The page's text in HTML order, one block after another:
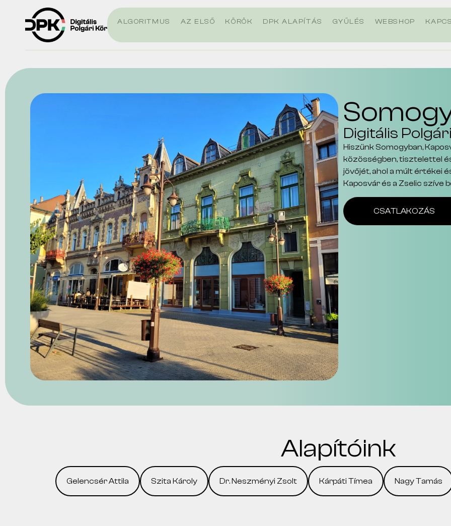
ALGORITMUS AZ ELSŐ KÖRÖK DPK ALAPÍTÁS GYŰLÉS WEBSHOP
Digitális
Hiszünk Somogyban,
közösségben, tisztelettel
jövőjét, ahol a múlt értékei
Kaposvár és a Zselic szíve
CSATLAKOZÁS
Alapítóink
Gelencsér Attila Szita Károly Dr. Neszményi Zsolt Kárpáti Tímea Nagy Tamás